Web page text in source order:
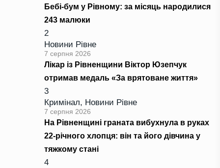
Бебі-бум у Рівному: за місяць народилися
243 малюки
2
Новини Рівне
7 серпня 2026
Лікар із Рівненщини Віктор Юзепчук
отримав медаль «За врятоване життя»
3
Кримінал, Новини Рівне
7 серпня 2026
На Рівненщині граната вибухнула в руках
22-річного хлопця: він та його дівчина у
тяжкому стані
4